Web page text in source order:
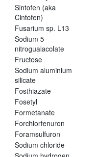
Sintofen (aka
Cintofen)
Fusarium sp. L13
Sodium 5-
nitroguaiacolate
Fructose
Sodium aluminium
silicate
Fosthiazate
Fosetyl
Formetanate
Forchlorfenuron
Foramsulfuron
Sodium chloride